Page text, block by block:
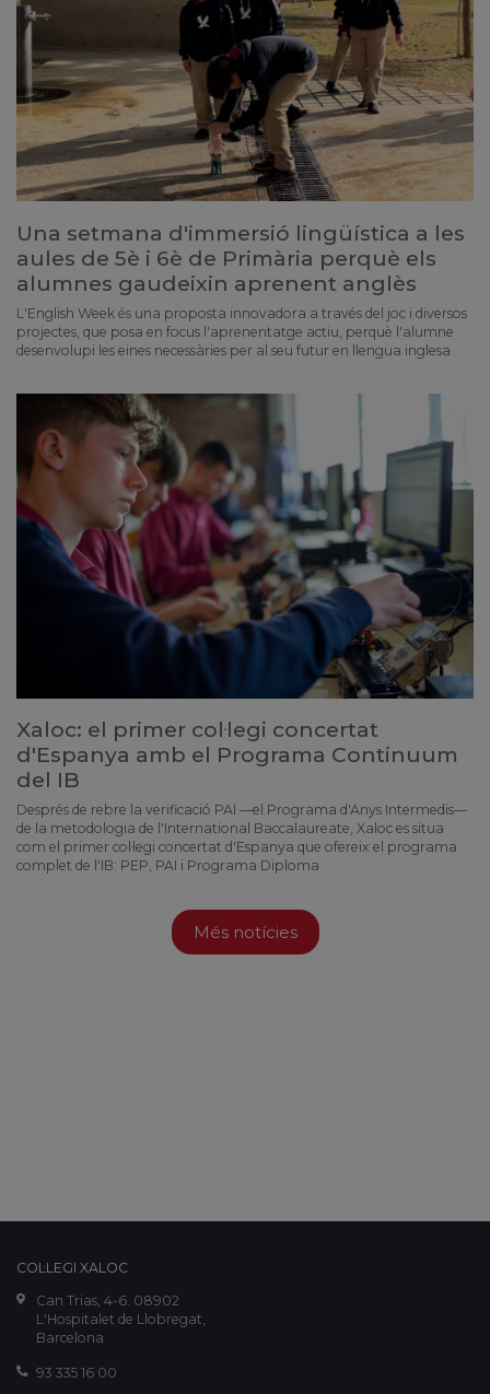
Una setmana d'immersió lingüística a les
aules de 5è i 6è de Primària perquè els
alumnes gaudeixin aprenent anglès
L'English Week és una proposta innovadora a través del joc i diversos
projectes, que posa en focus l'aprenentatge actiu, perquè l'alumne
desenvolupi les eines necessàries per al seu futur en llengua inglesa
Xaloc: el primer col·legi concertat
d'Espanya amb el Programa Continuum
del IB
Després de rebre la verificació PAI —el Programa d'Anys Intermedis—
de la metodologia de l'International Baccalaureate, Xaloc es situa
com el primer col·legi concertat d'Espanya que ofereix el programa
complet de l'IB: PEP, PAI i Programa Diploma
Més notícies
COL·LEGI XALOC
Can Trias, 4-6. 08902
L'Hospitalet de Llobregat,
Barcelona
93 335 16 00